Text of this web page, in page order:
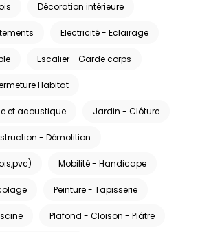
Décoration intérieure
Electricité - Eclairage
Escalier - Garde corps
Habitat
et acoustique Jardin - Clôture
- Démolition
Mobilité - Handicape
Peinture - Tapisserie
Plafond - Cloison - Plâtre